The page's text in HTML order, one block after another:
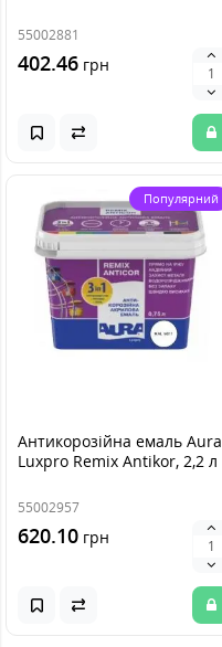
55002881
402.46 грн
Популярний
Антикорозійна емаль Aura
Luxpro Remix Antikor, 2,2 л
55002957
620.10 грн